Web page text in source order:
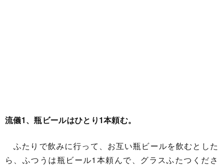
流儀1、瓶ビールはひとり1本頼む。
ふたりで飲みに行って、お互い瓶ビールを飲むとした
ら、ふつうは瓶ビール1本頼んで、グラスふたつくださ